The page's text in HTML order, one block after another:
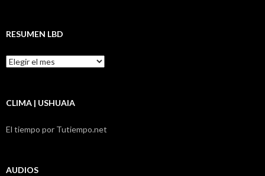
RESUMEN LBD
Resumen
LBD
CLIMA | USHUAIA
El tiempo por Tutiempo.net
AUDIOS